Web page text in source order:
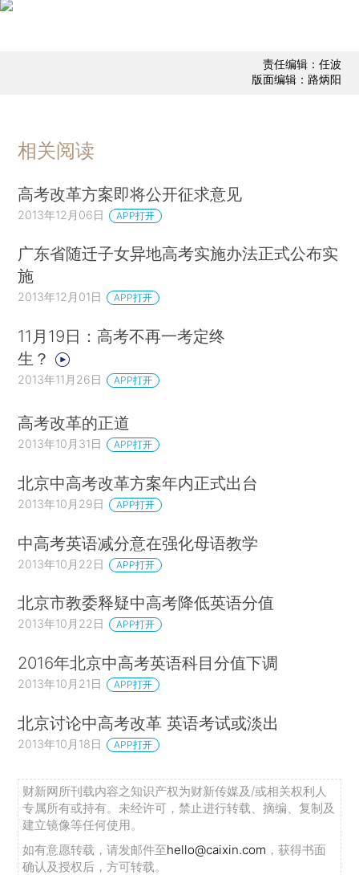
责任编辑：任波
版面编辑：路炳阳
相关阅读
高考改革方案即将公开征求意见
2013年12月06日 APP打开
广东省随迁子女异地高考实施办法正式公布实
施
2013年12月01日 APP打开
11月19日：高考不再一考定终
生？
2013年11月26日 APP打开
高考改革的正道
2013年10月31日 APP打开
北京中高考改革方案年内正式出台
2013年10月29日 APP打开
中高考英语减分意在强化母语教学
2013年10月22日 APP打开
北京市教委释疑中高考降低英语分值
2013年10月22日 APP打开
2016年北京中高考英语科目分值下调
2013年10月21日 APP打开
北京讨论中高考改革 英语考试或淡出
2013年10月18日 APP打开
财新网所刊载内容之知识产权为财新传媒及/或相关权利人
专属所有或持有。未经许可，禁止进行转载、摘编、复制及
建立镜像等任何使用。
如有意愿转载，请发邮件至hello@caixin.com ，获得书面
确认及授权后，方可转载。